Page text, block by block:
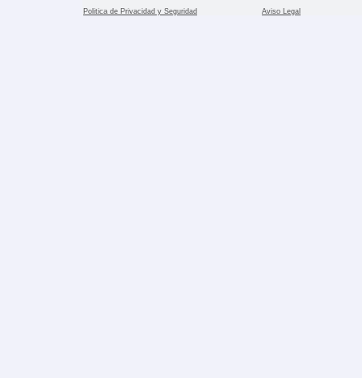
Politica de Privacidad y Seguridad Aviso Legal